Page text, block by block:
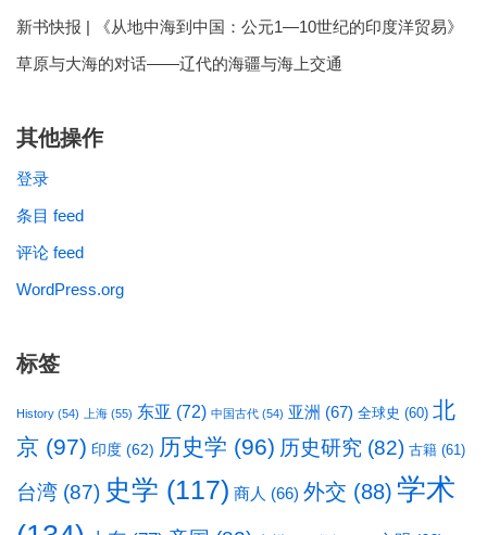
新书快报 | 《从地中海到中国：公元1—10世纪的印度洋贸易》
草原与大海的对话——辽代的海疆与海上交通
其他操作
登录
条目 feed
评论 feed
WordPress.org
标签
History (54) 上海 (55) 东亚 (72) 中国古代 (54) 亚洲 (67) 全球史 (60) 北
京 (97) 印度 (62) 历史学 (96) 历史研究 (82) 古籍 (61)
台湾 (87) 史学 (117) 商人 (66) 外交 (88) 学术